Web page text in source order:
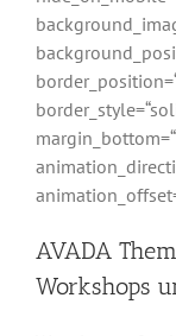
AVADA
Workshops